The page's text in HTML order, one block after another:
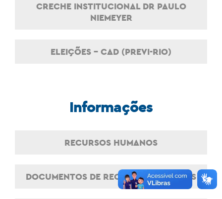
CRECHE INSTITUCIONAL DR PAULO
NIEMEYER
ELEIÇÕES - CAD (PREVI-RIO)
Informações
RECURSOS HUMANOS
DOCUMENTOS DE RECURSOS HUMANOS